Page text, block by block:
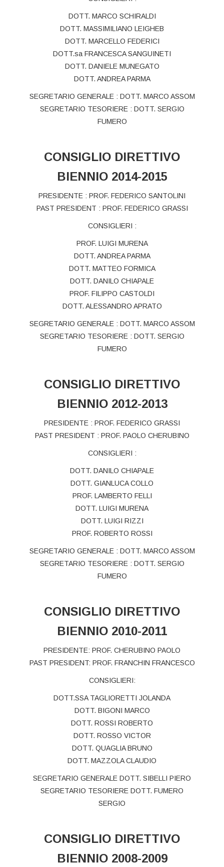
DOTT. MARCO SCHIRALDI
DOTT. MASSIMILIANO LEIGHEB
DOTT. MARCELLO FEDERICI
DOTT.sa FRANCESCA SANGUINETI
DOTT. DANIELE MUNEGATO
DOTT. ANDREA PARMA
SEGRETARIO GENERALE : DOTT. MARCO ASSOM
SEGRETARIO TESORIERE : DOTT. SERGIO
FUMERO
CONSIGLIO DIRETTIVO
BIENNIO 2014-2015
PRESIDENTE : PROF. FEDERICO SANTOLINI
PAST PRESIDENT : PROF. FEDERICO GRASSI
CONSIGLIERI :
PROF. LUIGI MURENA
DOTT. ANDREA PARMA
DOTT. MATTEO FORMICA
DOTT. DANILO CHIAPALE
PROF. FILIPPO CASTOLDI
DOTT. ALESSANDRO APRATO
SEGRETARIO GENERALE : DOTT. MARCO ASSOM
SEGRETARIO TESORIERE : DOTT. SERGIO
FUMERO
CONSIGLIO DIRETTIVO
BIENNIO 2012-2013
PRESIDENTE : PROF. FEDERICO GRASSI
PAST PRESIDENT : PROF. PAOLO CHERUBINO
CONSIGLIERI :
DOTT. DANILO CHIAPALE
DOTT. GIANLUCA COLLO
PROF. LAMBERTO FELLI
DOTT. LUIGI MURENA
DOTT. LUIGI RIZZI
PROF. ROBERTO ROSSI
SEGRETARIO GENERALE : DOTT. MARCO ASSOM
SEGRETARIO TESORIERE : DOTT. SERGIO
FUMERO
CONSIGLIO DIRETTIVO
BIENNIO 2010-2011
PRESIDENTE: PROF. CHERUBINO PAOLO
PAST PRESIDENT: PROF. FRANCHIN FRANCESCO
CONSIGLIERI:
DOTT.SSA TAGLIORETTI JOLANDA
DOTT. BIGONI MARCO
DOTT. ROSSI ROBERTO
DOTT. ROSSO VICTOR
DOTT. QUAGLIA BRUNO
DOTT. MAZZOLA CLAUDIO
SEGRETARIO GENERALE DOTT. SIBELLI PIERO
SEGRETARIO TESORIERE DOTT. FUMERO
SERGIO
CONSIGLIO DIRETTIVO
BIENNIO 2008-2009